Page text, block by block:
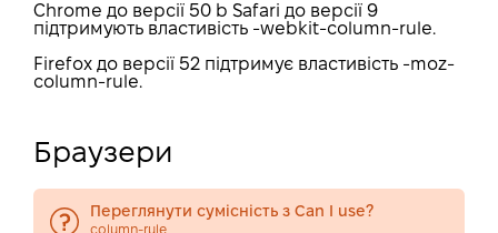
Chrome до версії 50 b Safari до версії 9
підтримують властивість -webkit-column-rule.
Firefox до версії 52 підтримує властивість -moz-
column-rule.
Браузери
Переглянути сумісність з Can I use?
column-rule